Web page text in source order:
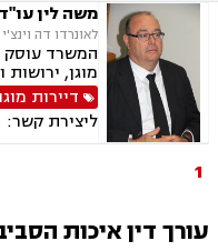
משה לין עו"ד
לאונרדו דה וינצ'י 19, תל-אביב
המשרד עוסק
מוגן, ירושות
בנייה,
הסביבה,
צווי הריסה,
דיירות
ליצירת קשר:
1
עורך דין איכות